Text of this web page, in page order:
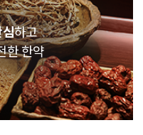
하고
한 한약